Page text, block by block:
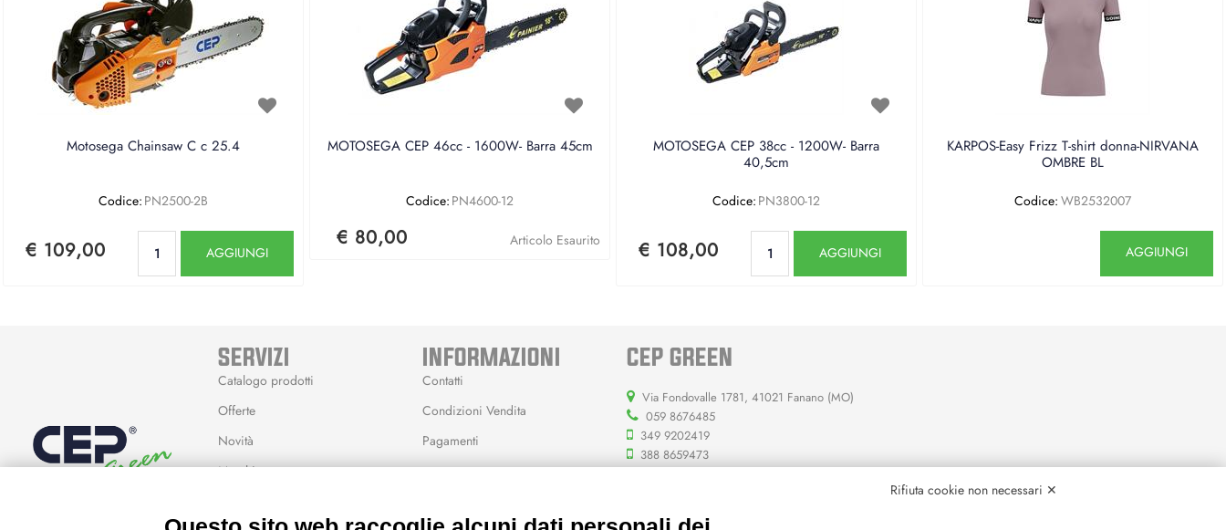
Motosega Chainsaw C c 25.4
Codice: PN2500-2B
€ 109,00 AGGIUNGI
MOTOSEGA CEP 46cc - 1600W- Barra 45cm
Codice: PN4600-12
€ 80,00 Articolo Esaurito
MOTOSEGA CEP 38cc - 1200W- Barra
40,5cm
Codice: PN3800-12
€ 108,00 AGGIUNGI
KARPOS-Easy Frizz T-shirt donna-NIRVANA
OMBRE BL
Codice: WB2532007
AGGIUNGI
SERVIZI
Catalogo prodotti
Offerte
Novità
Marchi
INFORMAZIONI
Contatti
Condizioni Vendita
Pagamenti
CEP GREEN
Via Fondovalle 1781, 41021 Fanano (MO)
059 8676485
349 9202419
388 8659473
Orario
Rifiuta cookie non necessari ✕